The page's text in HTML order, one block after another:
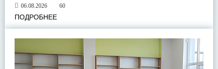
06.08.2026 60
ПОДРОБНЕЕ